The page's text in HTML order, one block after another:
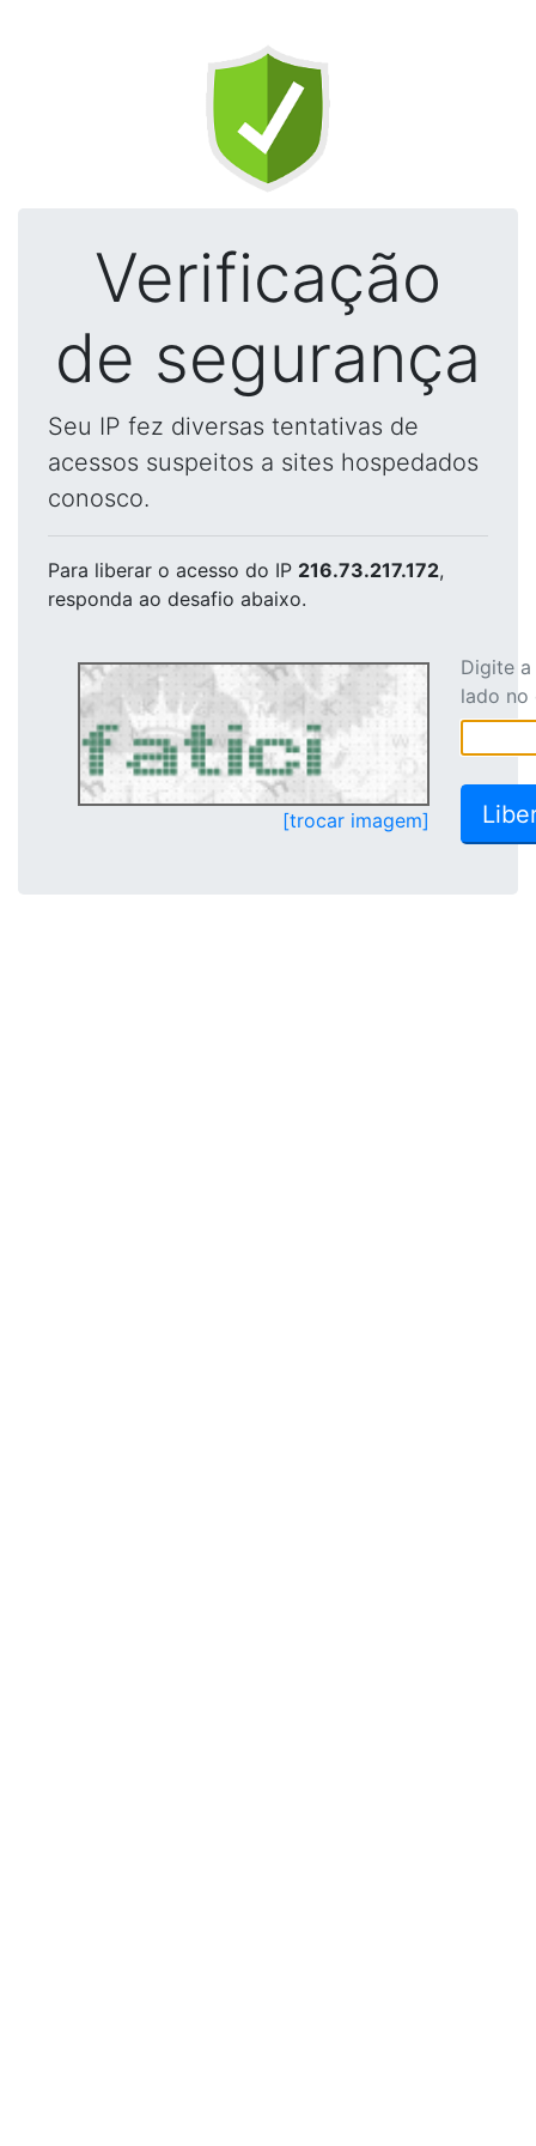
Verificação
de segurança
Seu IP fez diversas tentativas de
acessos suspeitos a sites hospedados
conosco.
Para liberar o acesso do IP 216.73.217.172,
responda ao desafio abaixo.
[trocar imagem]
Digite
lado no